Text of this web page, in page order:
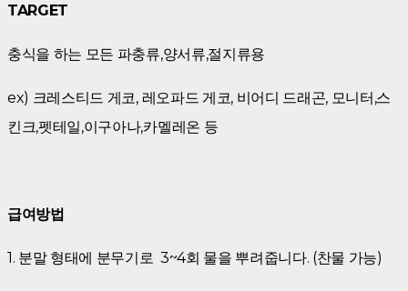
TARGET
충식을 하는 모든 파충류,양서류,절지류용
ex) 크레스티드 게코, 레오파드 게코, 비어디 드래곤, 모니터,스
킨크,펫테일,이구아나,카멜레온 등
급여방법
1. 분말 형태에 분무기로 3~4회 물을 뿌려줍니다. (찬물 가능)